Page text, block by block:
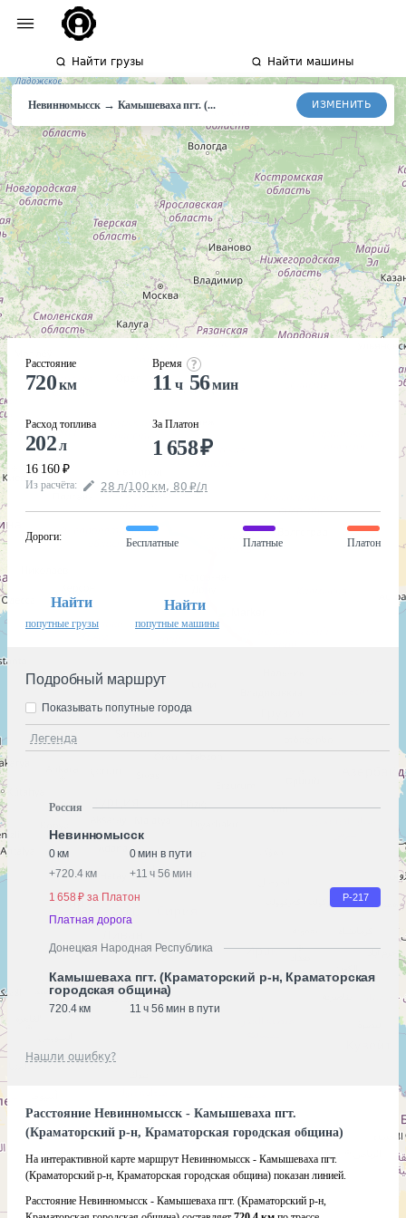
Найти грузы Найти машины
Невинномысск→ Камышевахапгт. (... ИЗМЕНИТЬ
Расстояние
720км
Расход топлива
202л
16 160 ₽
Время
11 ч 56мин
За Платон
1 658₽
Из расчёта: 28 л/100 км, 80 ₽/л
Дороги:
Бесплатные Платные Платон
Найти
попутные грузы
Найти
попутные машины
Подробный маршрут
Легенда
Показывать попутные города
Россия
Невинномысск
0 км
0 мин в пути
+720.4 км +11 ч 56 мин
1 658 ₽ за Платон
Р-217
Платная дорога
Донецкая Народная Республика
Камышеваха пгт. (Краматорский р-н, Краматорская
городская община)
720.4 км 11 ч 56 мин в пути
Нашли ошибку?
Расстояние Невинномысск - Камышеваха пгт.
(Краматорский р-н, Краматорская городская община)
На интерактивной карте маршрут Невинномысск - Камышеваха пгт.
(Краматорский р-н, Краматорская городская община) показан линией.
Расстояние Невинномысск - Камышеваха пгт. (Краматорский р-н,